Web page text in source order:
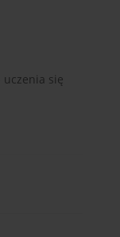
uczenia się